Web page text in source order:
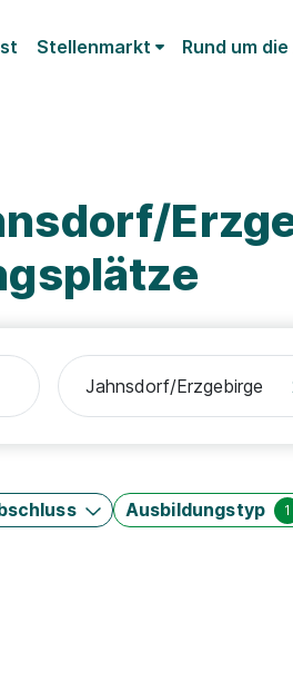
Stellenmarkt Rund um
Ausbildungstyp 1